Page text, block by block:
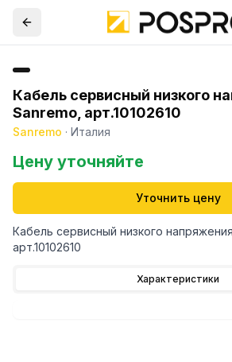
Кабель сервисный низкого
Sanremo, арт.10102610
Sanremo · Италия
Цену уточняйте
Уточнить цену
Кабель сервисный низкого
арт.10102610
Характеристики